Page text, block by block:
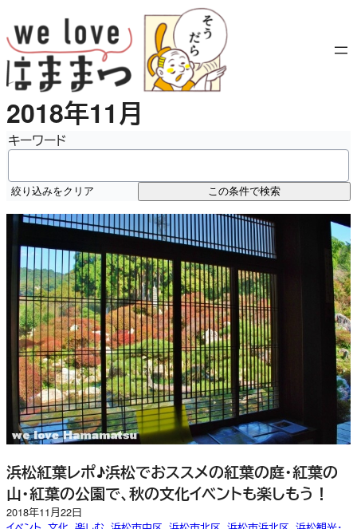
容
を
ス
キ
ッ
プ
2018年11月
キーワード
絞り込みをクリア この条件で検索
浜松紅葉レポ♪浜松でおススメの紅葉の庭・紅葉の
山・紅葉の公園で、秋の文化イベントも楽しもう！
2018年11月22日